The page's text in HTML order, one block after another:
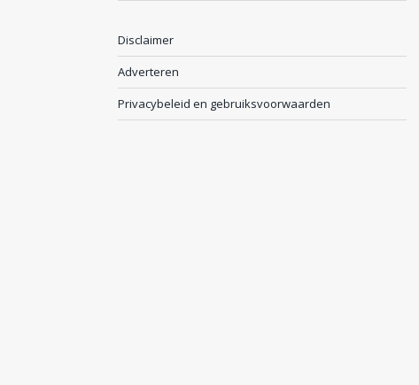
Disclaimer
Adverteren
Privacybeleid en gebruiksvoorwaarden